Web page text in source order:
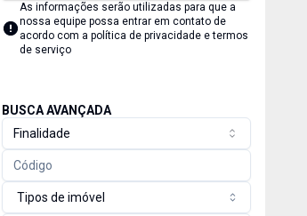
As informações serão utilizadas para que a
nossa equipe possa entrar em contato de
acordo com a política de privacidade e termos
de serviço
BUSCA AVANÇADA
Finalidade
Tipos de imóvel